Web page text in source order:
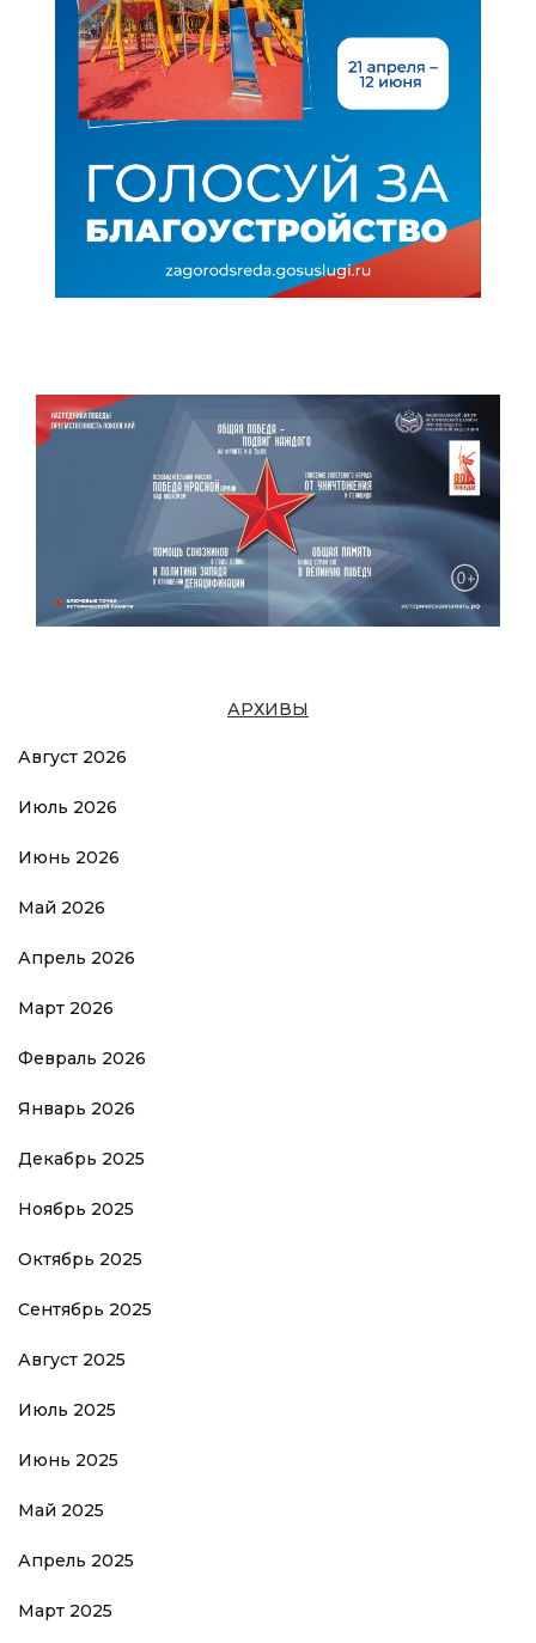
АРХИВЫ
Август 2026
Июль 2026
Июнь 2026
Май 2026
Апрель 2026
Март 2026
Февраль 2026
Январь 2026
Декабрь 2025
Ноябрь 2025
Октябрь 2025
Сентябрь 2025
Август 2025
Июль 2025
Июнь 2025
Май 2025
Апрель 2025
Март 2025